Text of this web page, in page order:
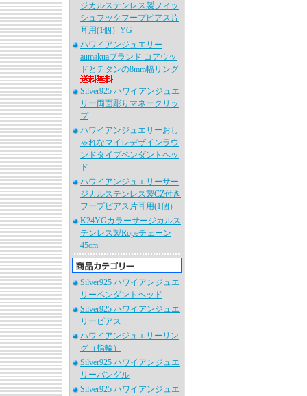
ジカルステンレス製フィッ
シュフックフープピアス片
耳用(1個）YG
ハワイアンジュエリー
aumakuaブランド コアウッ
ドとチタンの8mm幅リング
Silver925 ハワイアンジュエ
リー両面彫りマネークリッ
プ
ハワイアンジュエリーおし
ゃれなマイレデザインラウ
ンドタイプペンダントヘッ
ド
ハワイアンジュエリーサー
ジカルステンレス製CZ付き
フープピアス片耳用(1個）
K24YGカラーサージカルス
テンレス製Ropeチェーン
45cm
Silver925 ハワイアンジュエ
リーペンダントヘッド
Silver925 ハワイアンジュエ
リーピアス
ハワイアンジュエリーリン
グ（指輪）
Silver925 ハワイアンジュエ
リーバングル
Silver925 ハワイアンジュエ